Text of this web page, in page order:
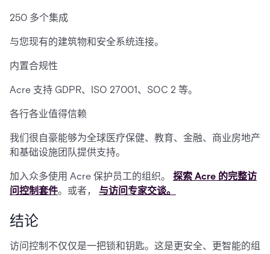
250 多个集成
与您现有的建筑物和安全系统连接。
内置合规性
Acre 支持 GDPR、ISO 27001、SOC 2 等。
各行各业值得信赖
我们很自豪能够为全球医疗保健、教育、金融、商业房地产
和基础设施团队提供支持。
加入众多使用 Acre 保护员工的组织。 探索 Acre 的完整访
问控制套件。或者， 与访问专家交谈。
结论
访问控制不仅仅是一把锁和钥匙。这是更安全、更智能的组